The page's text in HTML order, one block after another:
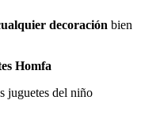
decoración bien
Homfa
juguetes del niño